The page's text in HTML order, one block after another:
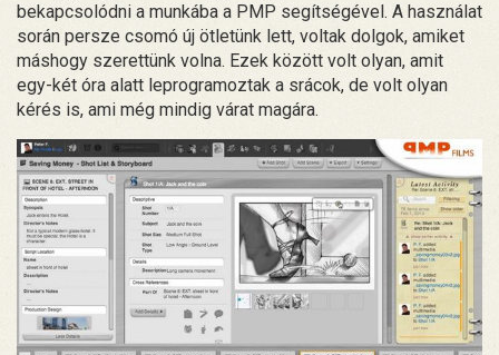
bekapcsolódni a munkába a PMP segítségével. A használat
során persze csomó új ötletünk lett, voltak dolgok, amiket
máshogy szerettünk volna. Ezek között volt olyan, amit
egy-két óra alatt leprogramoztak a srácok, de volt olyan
kérés is, ami még mindig várat magára.